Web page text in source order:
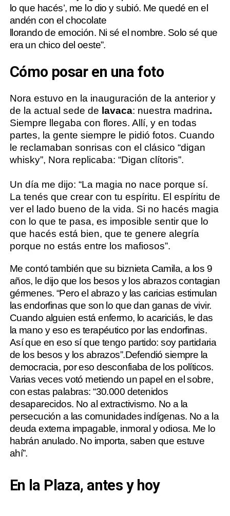
lo que hacés’, me lo dio y subió. Me quedé en el
andén con el chocolate
llorando de emoción. Ni sé el nombre. Solo sé que
era un chico del oeste”.
Cómo posar en una foto
Nora estuvo en la inauguración de la anterior y
de la actual sede de lavaca: nuestra madrina.
Siempre llegaba con flores. Allí, y en todas
partes, la gente siempre le pidió fotos. Cuando
le reclamaban sonrisas con el clásico “digan
whisky”, Nora replicaba: “Digan clítoris”.
Un día me dijo: “La magia no nace porque sí.
La tenés que crear con tu espíritu. El espíritu de
ver el lado bueno de la vida. Si no hacés magia
con lo que te pasa, es imposible sentir que lo
que hacés está bien, que te genere alegría
porque no estás entre los mafiosos”.
Me contó también que su biznieta Camila, a los 9
años, le dijo que los besos y los abrazos contagian
gérmenes. “Pero el abrazo y las caricias estimulan
las endorfinas que son lo que dan ganas de vivir.
Cuando alguien está enfermo, lo acariciás, le das
la mano y eso es terapéutico por las endorfinas.
Así que en eso sí que tengo partido: soy partidaria
de los besos y los abrazos”.Defendió siempre la
democracia, por eso desconfiaba de los políticos.
Varias veces votó metiendo un papel en el sobre,
con estas palabras: “30.000 detenidos
desaparecidos. No al extractivismo. No a la
persecución a las comunidades indígenas. No a la
deuda externa impagable, inmoral y odiosa. Me lo
habrán anulado. No importa, saben que estuve
ahí”.
En la Plaza, antes y hoy